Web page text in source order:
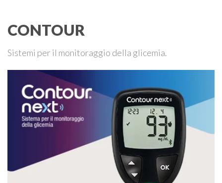
CONTOUR
Sistemi per il monitoraggio della glicemia.